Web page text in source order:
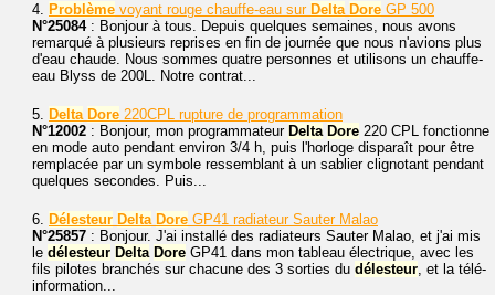
4. Problème voyant rouge chauffe-eau sur Delta Dore GP 500
N°25084: Bonjour à tous. Depuis quelques semaines, nous avons
remarqué à plusieurs reprises en fin de journée que nous n'avions plus
d'eau chaude. Nous sommes quatre personnes et utilisons un chauffe-
eau Blyss de 200L. Notre contrat...
5. Delta Dore 220CPL rupture de programmation
N°12002 : Bonjour, mon programmateur Delta Dore 220 CPL fonctionne
en mode auto pendant environ 3/4 h, puis l'horloge disparaît pour être
remplacée par un symbole ressemblant à un sablier clignotant pendant
quelques secondes. Puis...
6. Délesteur Delta Dore GP41 radiateur Sauter Malao
N°25857 : Bonjour. J'ai installé des radiateurs Sauter Malao, et j'ai mis
le délesteur Delta Dore GP41 dans mon tableau électrique, avec les
fils pilotes branchés sur chacune des 3 sorties du délesteur, et la télé-
information...